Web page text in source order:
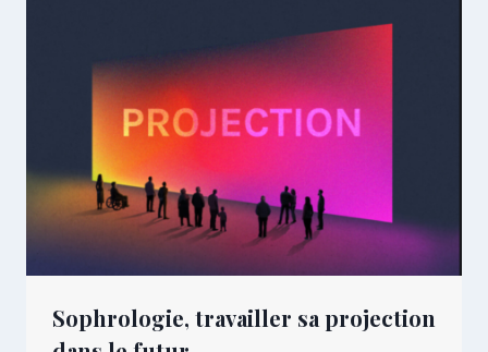
Sophrologie, travailler sa projection